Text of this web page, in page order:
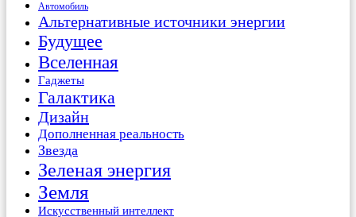
Автомобиль
Альтернативные источники энергии
Будущее
Вселенная
Гаджеты
Галактика
Дизайн
Дополненная реальность
Звезда
Зеленая энергия
Земля
Искусственный интеллект